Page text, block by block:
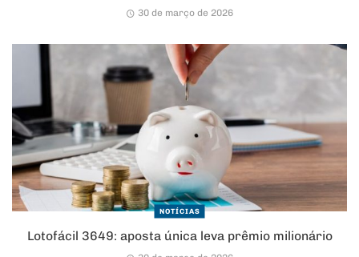
30 de março de 2026
NOTÍCIAS
Lotofácil 3649: aposta única leva prêmio milionário